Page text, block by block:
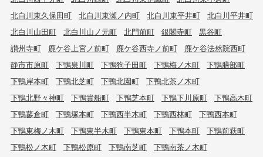
北白川東久保田町
北白川東瀬ノ内町 北白川東平井町
北白川平井町
北白川山田町
北白川山ノ元町 北門前町 銀閣寺町
黒谷町
讃州寺町
鹿ケ谷上宮ノ前町 鹿ケ谷西寺ノ前町
鹿ケ谷法然院西町
静市市原町
下鴨泉川町 下鴨狗子田町 下鴨梅ノ木町
下鴨膳部町
下鴨岸本町
下鴨北芝町 下鴨北園町
下鴨北茶ノ木町
下鴨北野々神町
下鴨貴船町 下鴨芝本町 下鴨下川原町
下鴨高木町
下鴨蓼倉町
下鴨塚本町 下鴨西半木町 下鴨西林町
下鴨西本町
下鴨東梅ノ木町
下鴨東半木町 下鴨東本町 下鴨本町
下鴨前萩町
下鴨松ノ木町
下鴨松原町 下鴨南芝町
下鴨南茶ノ木町